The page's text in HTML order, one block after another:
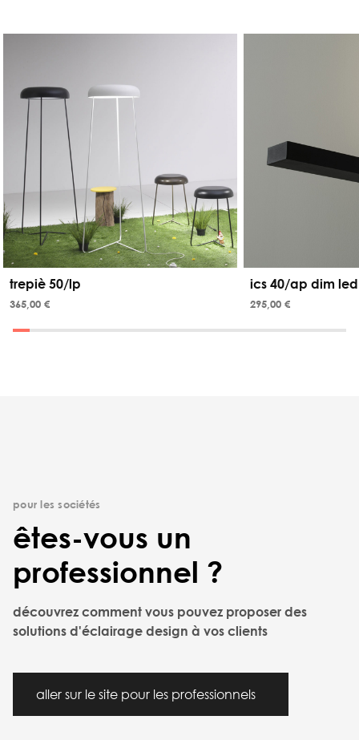
trepiè 50/lp
365,00 €
ics 40/ap dim led
295,00 €
pour les sociétés
êtes-vous un
professionnel ?
découvrez comment vous pouvez proposer des
solutions d'éclairage design à vos clients
aller sur le site pour les professionnels